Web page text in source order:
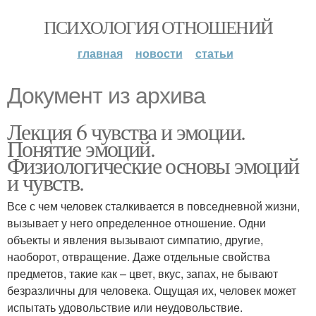
ПСИХОЛОГИЯ ОТНОШЕНИЙ
главная новости статьи
Документ из архива
Лекция 6 чувства и эмоции.
Понятие эмоций.
Физиологические основы эмоций
и чувств.
Все с чем человек сталкивается в повседневной жизни,
вызывает у него определенное отношение. Одни
объекты и явления вызывают симпатию, другие,
наоборот, отвращение. Даже отдельные свойства
предметов, такие как – цвет, вкус, запах, не бывают
безразличны для человека. Ощущая их, человек может
испытать удовольствие или неудовольствие.